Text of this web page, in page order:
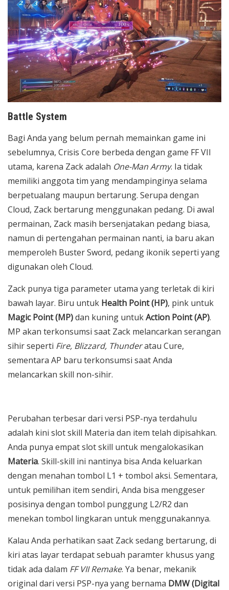
Battle System
Bagi Anda yang belum pernah memainkan game ini
sebelumnya, Crisis Core berbeda dengan game FF VII
utama, karena Zack adalah One-Man Army. Ia tidak
memiliki anggota tim yang mendampinginya selama
berpetualang maupun bertarung. Serupa dengan
Cloud, Zack bertarung menggunakan pedang. Di awal
permainan, Zack masih bersenjatakan pedang biasa,
namun di pertengahan permainan nanti, ia baru akan
memperoleh Buster Sword, pedang ikonik seperti yang
digunakan oleh Cloud.
Zack punya tiga parameter utama yang terletak di kiri
bawah layar. Biru untuk Health Point (HP), pink untuk
Magic Point (MP)dan kuning untukAction Point (AP).
MP akan terkonsumsi saat Zack melancarkan serangan
sihir seperti Fire, Blizzard, Thunderatau Cure,
sementara AP baru terkonsumsi saat Anda
melancarkan skill non-sihir.
Perubahan terbesar dari versi PSP-nya terdahulu
adalah kini slot skill Materia dan item telah dipisahkan.
Anda punya empat slot skill untuk mengalokasikan
Materia. Skill-skill ini nantinya bisa Anda keluarkan
dengan menahan tombol L1 + tombol aksi. Sementara,
untuk pemilihan item sendiri, Anda bisa menggeser
posisinya dengan tombol punggung L2/R2 dan
menekan tombol lingkaran untuk menggunakannya.
Kalau Anda perhatikan saat Zack sedang bertarung, di
kiri atas layar terdapat sebuah paramter khusus yang
tidak ada dalam FF VII Remake. Ya benar, mekanik
original dari versi PSP-nya yang bernama DMW (Digital